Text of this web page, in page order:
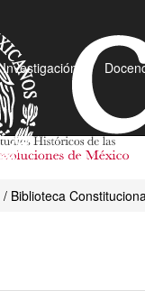
Investigación
/ Biblioteca